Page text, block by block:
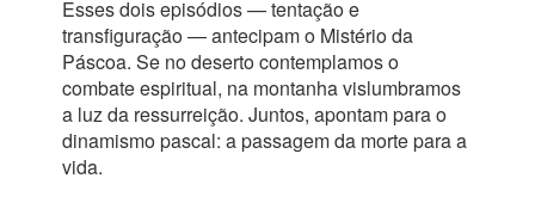
Esses dois episódios — tentação e
transfiguração — antecipam o Mistério da
Páscoa. Se no deserto contemplamos o
combate espiritual, na montanha vislumbramos
a luz da ressurreição. Juntos, apontam para o
dinamismo pascal: a passagem da morte para a
vida.